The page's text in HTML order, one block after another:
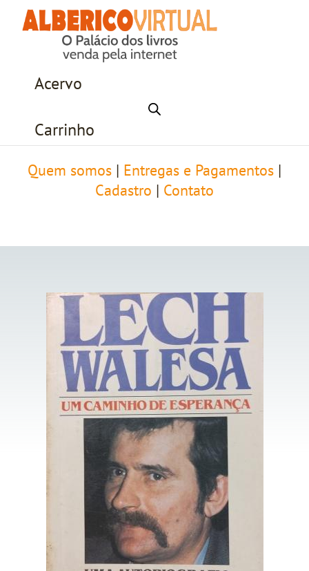
Acervo
Carrinho
Quem somos Entregas e Pagamentos
Cadastro
Contato